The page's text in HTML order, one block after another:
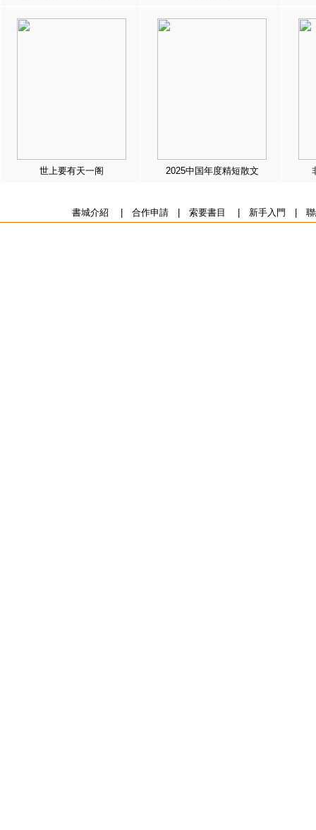
世上要有天一阁 2025中国年度精短散文
書城介紹 合作申請| 索要書目 新手入門